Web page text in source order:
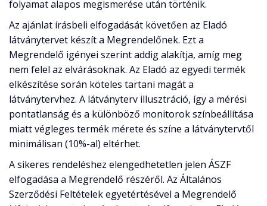
folyamat alapos megismerése után történik.
Az ajánlat írásbeli elfogadását követően az Eladó
látványtervet készít a Megrendelőnek. Ezt a
Megrendelő igényei szerint addig alakítja, amíg meg
nem felel az elvárásoknak. Az Eladó az egyedi termék
elkészítése során köteles tartani magát a
látványtervhez. A látványterv illusztráció, így a mérési
pontatlanság és a különböző monitorok színbeállítása
miatt végleges termék mérete és színe a látványtervtől
minimálisan (10%-al) eltérhet.
A sikeres rendeléshez elengedhetetlen jelen ÁSZF
elfogadása a Megrendelő részéről. Az Általános
Szerződési Feltételek egyetértésével a Megrendelő